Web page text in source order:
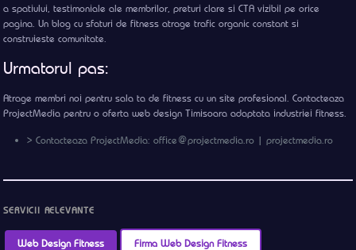
a spatiului, testimoniale ale membrilor, preturi clare si CTA vizibil pe orice
pagina. Un blog cu sfaturi de fitness atrage trafic organic constant si
construieste comunitate.
Urmatorul pas:
Atrage membri noi pentru sala ta de fitness cu un site profesional. Contacteaza
ProjectMedia pentru o oferta web design Timisoara adaptata industriei fitness.
> Contacteaza ProjectMedia: office@projectmedia.ro | projectmedia.ro
SERVICII RELEVANTE
Web Design Fitness Firma Web Design Fitness